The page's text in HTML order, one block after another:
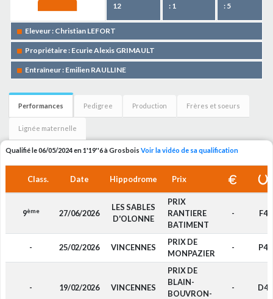
12
: 1
: 5
Eleveur : Christian LEFORT
Propriétaire : Ecurie Alexis GRIMAULT
Entraîneur : Emilien RAULLINE
Performances Pedigree Production Frères et soeurs
Lignée maternelle
Qualifié le 06/05/2024 en 1'19''6 à Grosbois Voir la vidéo de sa qualification
Class. Date Hippodrome Prix
9ème 27/06/2026
LES SABLES
D'OLONNE
PRIX
RANTIERE
BATIMENT
- F4
- 25/02/2026 VINCENNES
PRIX DE
MONPAZIER
- P4
- 19/02/2026 VINCENNES
PRIX DE
BLAIN-
BOUVRON-
- D4